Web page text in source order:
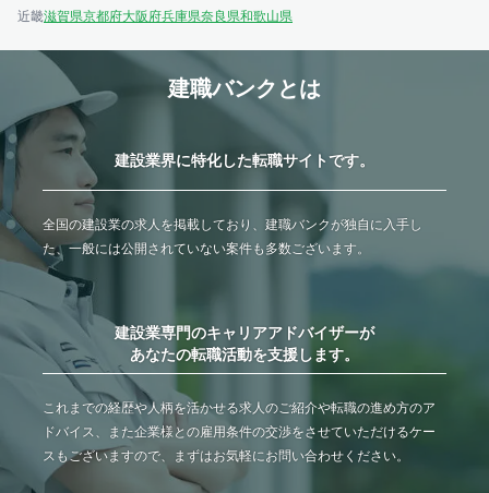
近畿滋賀県京都府大阪府兵庫県奈良県和歌山県
建職バンクとは
建設業界に特化した転職サイトです。
全国の建設業の求人を掲載しており、建職バンクが独自に入手し
た、一般には公開されていない案件も多数ございます。
建設業専門のキャリアアドバイザーが
あなたの転職活動を支援します。
これまでの経歴や人柄を活かせる求人のご紹介や転職の進め方のア
ドバイス、また企業様との雇用条件の交渉をさせていただけるケー
スもございますので、まずはお気軽にお問い合わせください。